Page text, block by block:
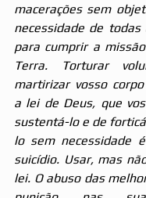
macerações sem
necessidade de
para cumprir a
Terra. Torturar
martirizar vosso
a lei de Deus, que
sustentá-lo e de
lo sem necessidade
suicídio. Usar, mas
lei. O abuso das